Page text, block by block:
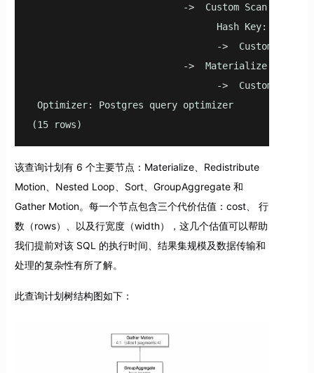
->  Custom Scan
                                 Hash Key: s.cid
->  Custom Scan
->  Materialize
->  Custom Scan
Optimizer: Postgres query optimizer
(15 rows)
该查询计划有 6 个主要节点：Materialize、Redistribute
Motion、Nested Loop、Sort、GroupAggregate 和
Gather Motion。每一个节点包含三个代价估值：cost、 行
数（rows）、以及行宽度（width），这几个估值可以帮助
我们提前对该 SQL 的执行时间、结果集规模及数据传输和
处理的复杂性有所了解。
此查询计划树结构图如下：